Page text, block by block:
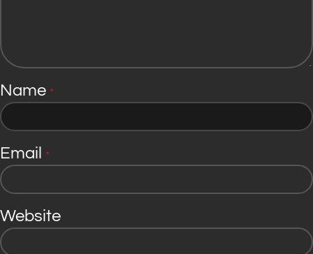
Name *
Email *
Website